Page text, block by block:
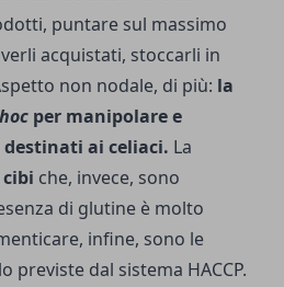
puntare sul massimo
acquistati, stoccarli in
non nodale, di più: la
per manipolare e
ai celiaci. La
che, invece, sono
di glutine è molto
infine, sono le
dal sistema HACCP.